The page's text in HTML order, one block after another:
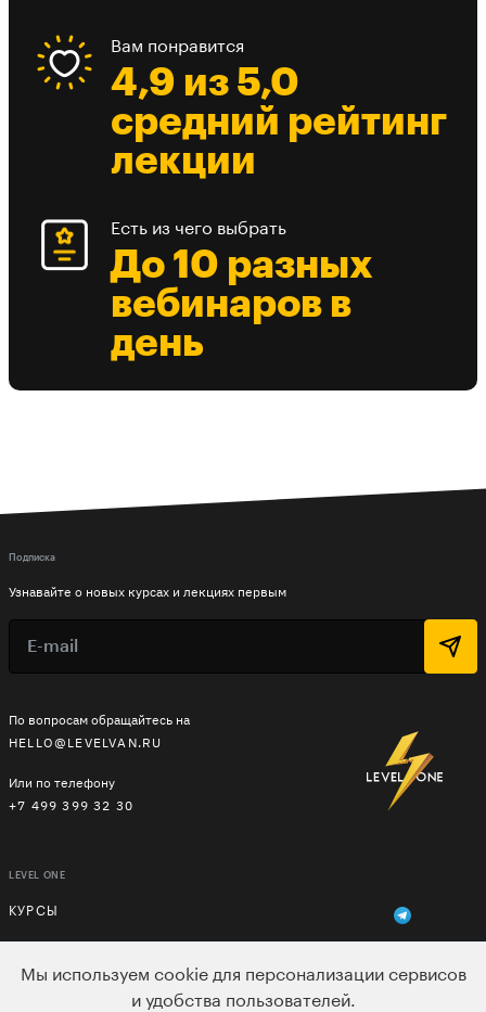
Вам понравится
4,9 из 5,0
средний рейтинг
лекции
Есть из чего выбрать
До 10 разных
вебинаров в
день
По вопросам обращайтесь на
HELLO@LEVELVAN.RU
Или по телефону
+7 499 399 32 30
LEVEL ONE
КУРСЫ
Подписка
Узнавайте о новых курсах и лекциях первым
Мы используем cookie для персонализации сервисов
и удобства пользователей.